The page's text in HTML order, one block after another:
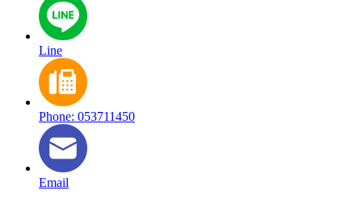
Line
Phone: 053711450
Email